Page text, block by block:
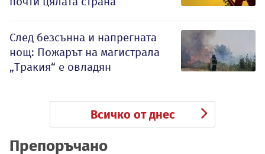
След безсънна и напрегната
нощ: Пожарът на магистрала
„Тракия“ е овладян
Всичко от днес
Препоръчано